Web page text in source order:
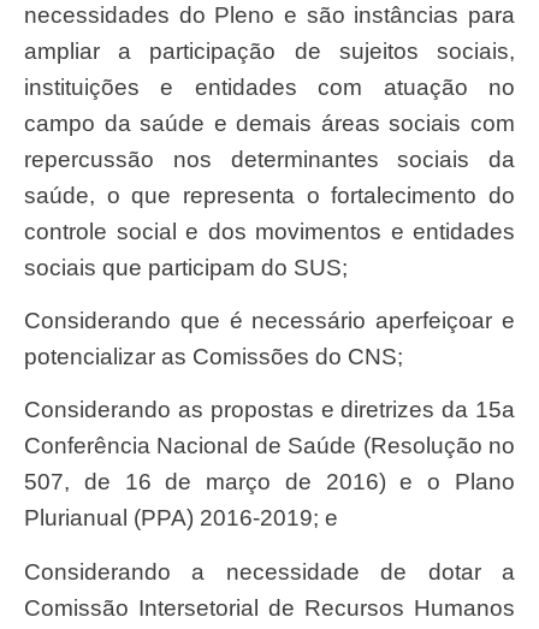
necessidades do Pleno e são instâncias para
ampliar a participação de sujeitos sociais,
instituições e entidades com atuação no
campo da saúde e demais áreas sociais com
repercussão nos determinantes sociais da
saúde, o que representa o fortalecimento do
controle social e dos movimentos e entidades
sociais que participam do SUS;
Considerando que é necessário aperfeiçoar e
potencializar as Comissões do CNS;
Considerando as propostas e diretrizes da 15a
Conferência Nacional de Saúde (Resolução no
507, de 16 de março de 2016) e o Plano
Plurianual (PPA) 2016-2019; e
Considerando a necessidade de dotar a
Comissão Intersetorial de Recursos Humanos